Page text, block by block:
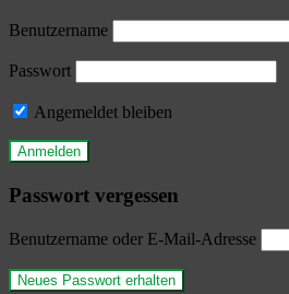
Benutzername
Passwort
Angemeldet bleiben
Passwort vergessen
Benutzername oder E-Mail-Adresse